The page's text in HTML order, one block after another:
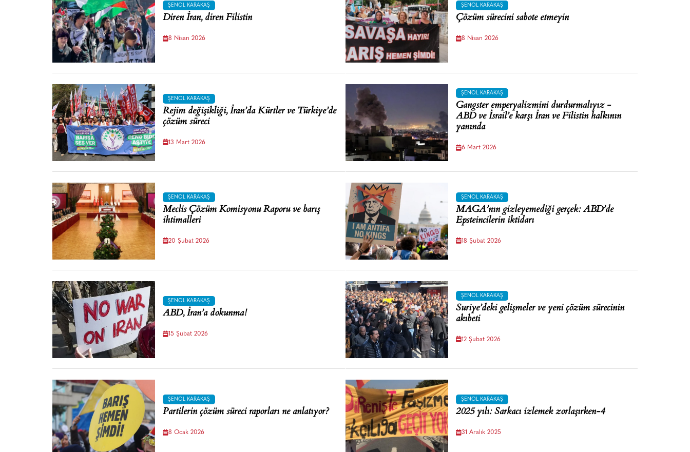
ŞENOL KARAKAŞ
Diren İran, diren Filistin
8 Nisan 2026
ŞENOL KARAKAŞ
Çözüm sürecini sabote etmeyin
8 Nisan 2026
ŞENOL KARAKAŞ
Rejim değişikliği, İran’da Kürtler ve Türkiye’de
çözüm süreci
13 Mart 2026
ŞENOL KARAKAŞ
Gangster emperyalizmini durdurmalıyız -
ABD ve İsrail’e karşı İran ve Filistin halkının
yanında
6 Mart 2026
ŞENOL KARAKAŞ
Meclis Çözüm Komisyonu Raporu ve barış
ihtimalleri
20 Şubat 2026
ŞENOL KARAKAŞ
MAGA’nın gizleyemediği gerçek: ABD’de
Epsteincilerin iktidarı
18 Şubat 2026
ŞENOL KARAKAŞ
ABD, İran’a dokunma!
15 Şubat 2026
ŞENOL KARAKAŞ
Suriye’deki gelişmeler ve yeni çözüm sürecinin
akıbeti
12 Şubat 2026
ŞENOL KARAKAŞ
Partilerin çözüm süreci raporları ne anlatıyor?
8 Ocak 2026
ŞENOL KARAKAŞ
2025 yılı: Sarkacı izlemek zorlaşırken-4
31 Aralık 2025